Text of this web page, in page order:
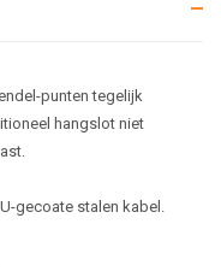
punten tegelijk
hangslot niet
gecoate stalen kabel.